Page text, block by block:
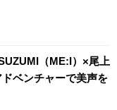
（ME:I）×尾上
ベンチャーで美声を